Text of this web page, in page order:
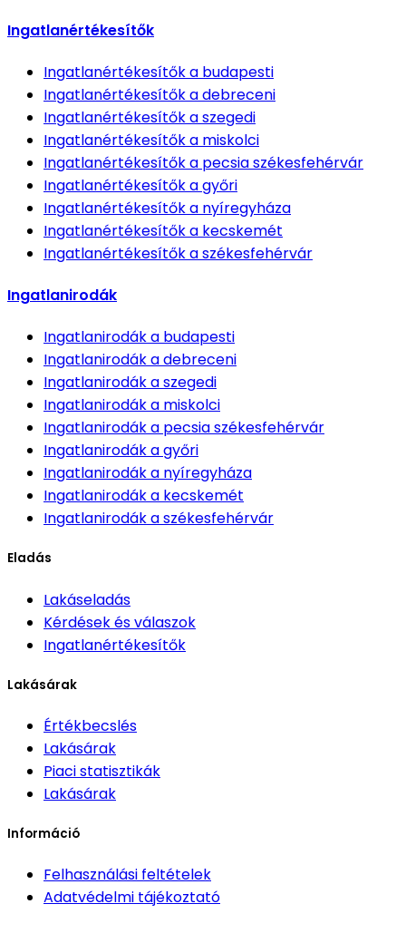
Ingatlanértékesítők
Ingatlanértékesítőka budapesti
Ingatlanértékesítőka debreceni
Ingatlanértékesítőka szegedi
Ingatlanértékesítőka miskolci
Ingatlanértékesítőka pecsia székesfehérvár
Ingatlanértékesítőka győri
Ingatlanértékesítőka nyíregyháza
Ingatlanértékesítőka kecskemét
Ingatlanértékesítőka székesfehérvár
Ingatlanirodák
Ingatlanirodáka budapesti
Ingatlanirodáka debreceni
Ingatlanirodáka szegedi
Ingatlanirodáka miskolci
Ingatlanirodáka pecsia székesfehérvár
Ingatlanirodáka győri
Ingatlanirodáka nyíregyháza
Ingatlanirodáka kecskemét
Ingatlanirodáka székesfehérvár
Eladás
Lakáseladás
Kérdések és válaszok
Ingatlanértékesítők
Lakásárak
Értékbecslés
Lakásárak
Piaci statisztikák
Lakásárak
Információ
Felhasználási feltételek
Adatvédelmi tájékoztató